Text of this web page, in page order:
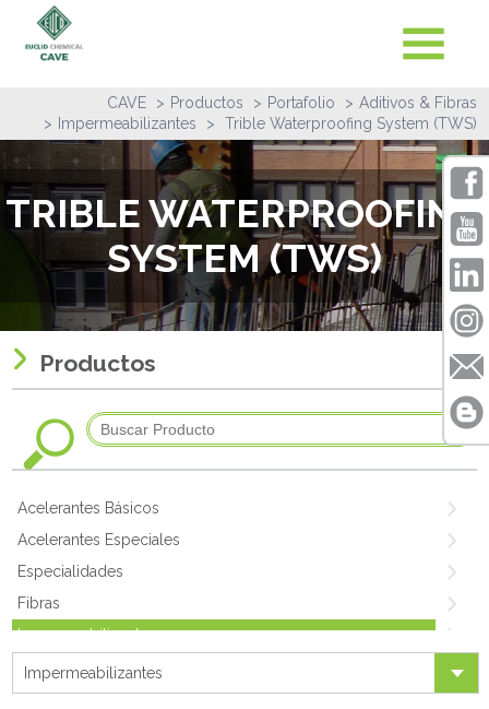
CAVE Productos Portafolio
Aditivos & Fibras
Impermeabilizantes
Trible Waterproofing System (TWS)
TRIBLE WATERPROOFING
SYSTEM (TWS)
Productos
Acelerantes Básicos
Acelerantes Especiales
Especialidades
Fibras
Impermeabilizantes
Medio & Alto Rango
Shotcrete
Impermeabilizantes